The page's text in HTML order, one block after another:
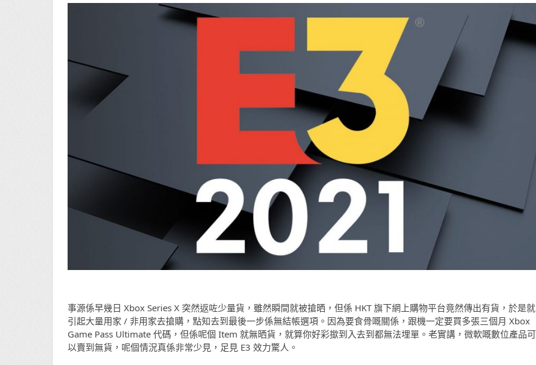
事源係早幾日 Xbox Series X 突然返咗少量貨，雖然瞬間就被搶晒，但係 HKT 旗下網上購物平台竟然傳出有貨，於是就
引起大量用家 / 非用家去搶購，點知去到最後一步係無結帳選項。因為要食骨嘅關係，跟機一定要買多張三個月 Xbox
Game Pass Ultimate 代碼，但係呢個 Item 就無晒貨，就算你好彩撳到入去到都無法埋單。老實講，微軟嘅數位產品可
以賣到無貨，呢個情況真係非常少見，足見 E3 效力驚人。